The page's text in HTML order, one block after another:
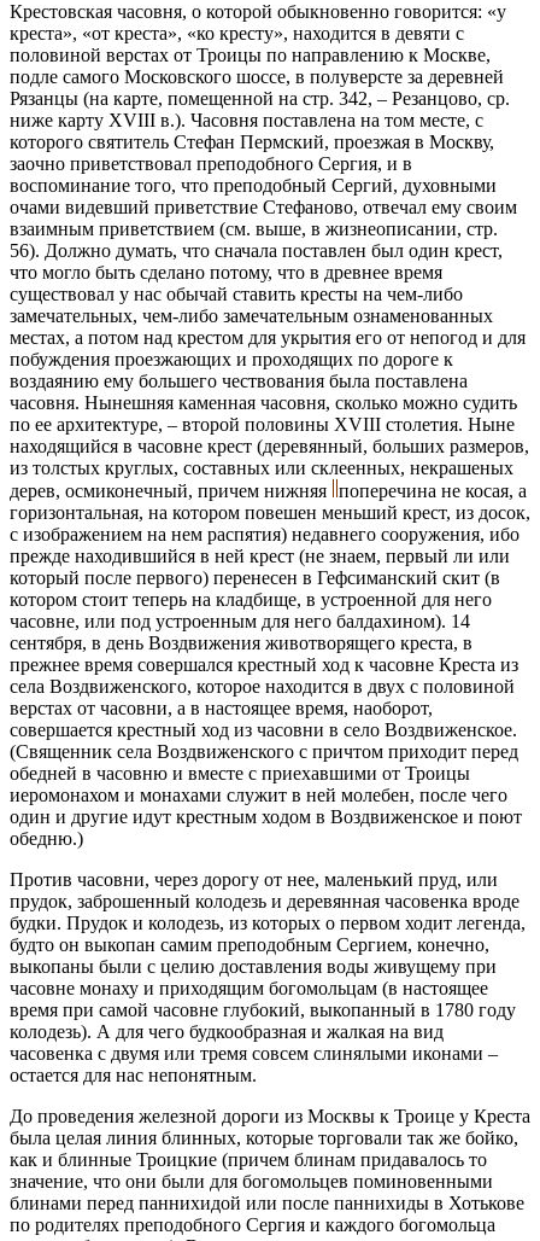
Крестовская часовня, о которой обыкновенно говорится: «у
креста», «от креста», «ко кресту», находится в девяти с
половиной верстах от Троицы по направлению к Москве,
подле самого Московского шоссе, в полуверсте за деревней
Рязанцы (на карте, помещенной на стр. 342, – Резанцово, ср.
ниже карту ХVIII в.). Часовня поставлена на том месте, с
которого святитель Стефан Пермский, проезжая в Москву,
заочно приветствовал преподобного Сергия, и в
воспоминание того, что преподобный Сергий, духовными
очами видевший приветствие Стефаново, отвечал ему своим
взаимным приветствием (см. выше, в жизнеописании, стр.
56). Должно думать, что сначала поставлен был один крест,
что могло быть сделано потому, что в древнее время
существовал у нас обычай ставить кресты на чем-либо
замечательных, чем-либо замечательным ознаменованных
местах, а потом над крестом для укрытия его от непогод и для
побуждения проезжающих и проходящих по дороге к
воздаянию ему бoльшего чествования была поставлена
часовня. Нынешняя каменная часовня, сколько можно судить
по ее архитектуре, – второй половины ХVIII столетия. Ныне
находящийся в часовне крест (деревянный, больших размеров,
из толстых круглых, составных или склеенных, некрашеных
дерев, осмиконечный, причем нижняя поперечина не косая, а
горизонтальная, на котором повешен меньший крест, из досок,
с изображением на нем распятия) недавнего сооружения, ибо
прежде находившийся в ней крест (не знаем, первый ли или
который после первого) перенесен в Гефсиманский скит (в
котором стоит теперь на кладбище, в устроенной для него
часовне, или под устроенным для него балдахином). 14
сентября, в день Воздвижения животворящего креста, в
прежнее время совершался крестный ход к часовне Креста из
села Воздвиженского, которое находится в двух с половиной
верстах от часовни, а в настоящее время, наоборот,
совершается крестный ход из часовни в село Воздвиженское.
(Священник села Воздвиженского с причтом приходит перед
обедней в часовню и вместе с приехавшими от Троицы
иеромонахом и монахами служит в ней молебен, после чего
один и другие идут крестным ходом в Воздвиженское и поют
обедню.)
Против часовни, через дорогу от нее, маленький пруд, или
прудок, заброшенный колодезь и деревянная часовенка вроде
будки. Прудок и колодезь, из которых о первом ходит легенда,
будто он выкопан самим преподобным Сергием, конечно,
выкопаны были с целию доставления воды живущему при
часовне монаху и приходящим богомольцам (в настоящее
время при самой часовне глубокий, выкопанный в 1780 году
колодезь). А для чего будкообразная и жалкая на вид
часовенка с двумя или тремя совсем слинялыми иконами –
остается для нас непонятным.
До проведения железной дороги из Москвы к Троице у Креста
была целая линия блинных, которые торговали так же бойко,
как и блинные Троицкие (причем блинам придавалось то
значение, что они были для богомольцев поминовенными
блинами перед паннихидой или после паннихиды в Хотькове
по родителях преподобного Сергия и каждого богомольца